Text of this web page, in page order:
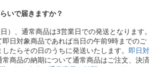
いで届きますか？
）、通常商品は3営業日での発送となります。
即日対象商品であれば当日の午前9時までのご
たらその日のうちに発送いたします。
即日対
常商品の納期について通常商品はご注文、決済